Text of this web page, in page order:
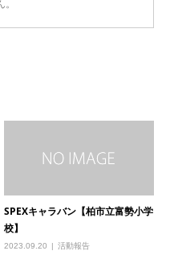
SPEXキャラバン【柏市立富勢小学
校】
2023.09.20 活動報告